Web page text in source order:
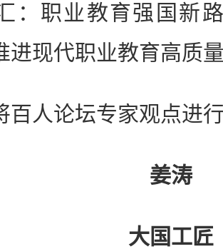
：职业教育强国新
进现代职业教育高质
人论坛专家观点进行
姜涛
大国工匠